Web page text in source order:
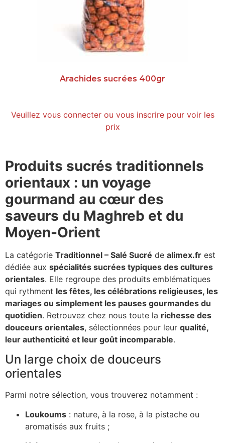
Arachides sucrées 400gr
Veuillez vous connecter ou vous inscrire pour voir les
prix
Produits sucrés traditionnels
orientaux : un voyage
gourmand au cœur des
saveurs du Maghreb et du
Moyen-Orient
La catégorie Traditionnel – Salé Sucré de alimex.fr est
dédiée aux spécialités sucrées typiques des cultures
orientales. Elle regroupe des produits emblématiques
qui rythment les fêtes, les célébrations religieuses, les
mariages ou simplement les pauses gourmandes du
quotidien. Retrouvez chez nous toute la richesse des
douceurs orientales, sélectionnées pour leur qualité,
leur authenticité et leur goût incomparable.
Un large choix de douceurs
orientales
Parmi notre sélection, vous trouverez notamment :
Loukoums : nature, à la rose, à la pistache ou
aromatisés aux fruits ;